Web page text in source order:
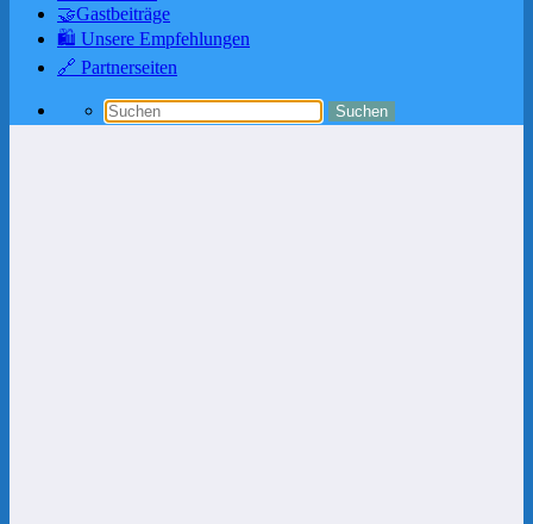
🤝Gastbeiträge
🛍️ Unsere Empfehlungen
🔗 Partnerseiten